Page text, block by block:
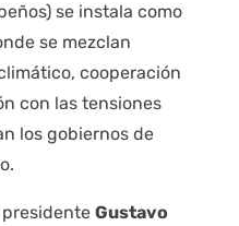
se instala como
se mezclan
cooperación
con las tensiones
los gobiernos de
presidente Gustavo